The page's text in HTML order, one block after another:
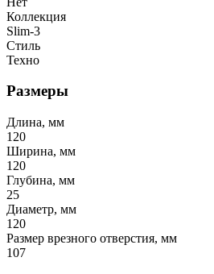
Коллекция
Slim-3
Стиль
Техно
Размеры
Длина, мм
120
Ширина, мм
120
Глубина, мм
25
Диаметр, мм
120
Размер врезного отверстия, мм
107